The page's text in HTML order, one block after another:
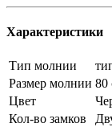
Характеристики
Тип молнии
Размер молнии 80
Цвет
Кол-во замков